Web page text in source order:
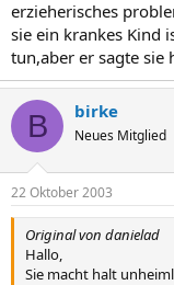
erzieherisches
sie ein krankes Kind
tun,aber er sagte sie
B birke
Neues Mitglied
22 Oktober 2003
Original von danielad
Hallo,
Sie macht halt